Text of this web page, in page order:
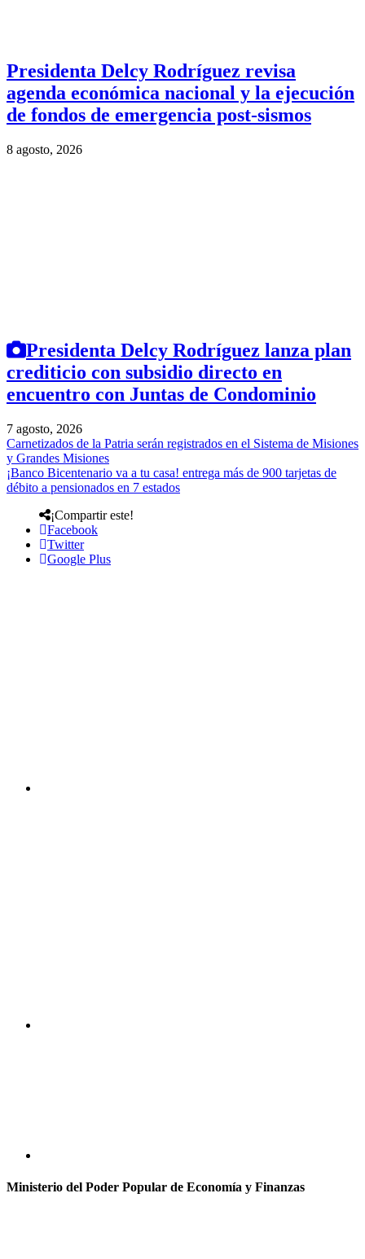
Presidenta Delcy Rodríguez revisa
agenda económica nacional y la ejecución
de fondos de emergencia post-sismos
8 agosto, 2026
Presidenta Delcy Rodríguez lanza plan
crediticio con subsidio directo en
encuentro con Juntas de Condominio
7 agosto, 2026
Carnetizados de la Patria serán registrados en el Sistema de Misiones
y Grandes Misiones
¡Banco Bicentenario va a tu casa! entrega más de 900 tarjetas de
débito a pensionados en 7 estados
¡Compartir este!
Facebook
Twitter
Google Plus
Ministerio del Poder Popular de Economía y Finanzas